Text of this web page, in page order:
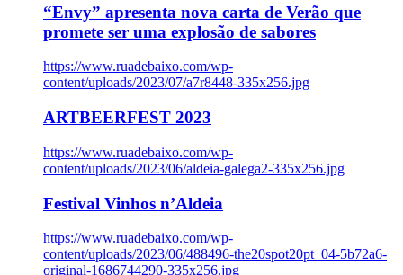
“Envy” apresenta nova carta de Verão que
promete ser uma explosão de sabores
https://www.ruadebaixo.com/wp-
content/uploads/2023/07/a7r8448-335x256.jpg
ARTBEERFEST 2023
https://www.ruadebaixo.com/wp-
content/uploads/2023/06/aldeia-galega2-335x256.jpg
Festival Vinhos n’Aldeia
https://www.ruadebaixo.com/wp-
content/uploads/2023/06/488496-the20spot20pt_04-5b72a6-
original-1686744290-335x256.jpg